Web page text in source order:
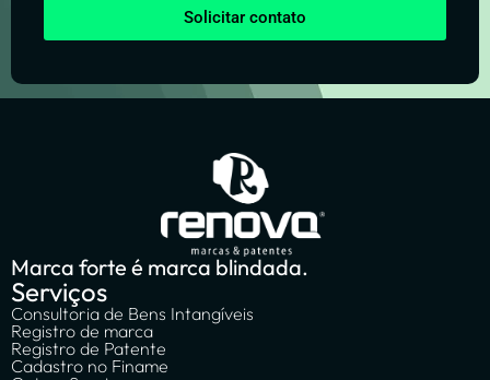
Solicitar contato
Marca forte é marca blindada.
Serviços
Consultoria de Bens Intangíveis
Registro de marca
Registro de Patente
Cadastro no Finame